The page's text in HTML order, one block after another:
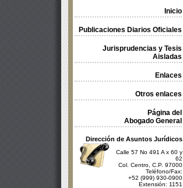
Inicio
Publicaciones Diarios Oficiales
Jurisprudencias y Tesis
Aisladas
Enlaces
Otros enlaces
Página del
Abogado General
Dirección de Asuntos Jurídicos
Calle 57 No 491 A x 60 y
62
Col. Centro, C.P. 97000
Teléfono/Fax:
+52 (999) 930-0900
Extensión: 1151